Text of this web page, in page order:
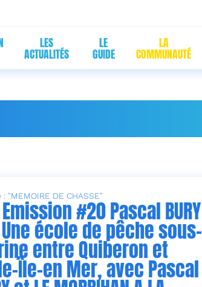
LES
ACTUALITÉS
LE
GUIDE
LA
COMMUNAUTÉ
: "MEMOIRE DE CHASSE"
#20 Pascal BURY
école de pêche sous-
entre Quiberon et
Île-en Mer, avec Pascal